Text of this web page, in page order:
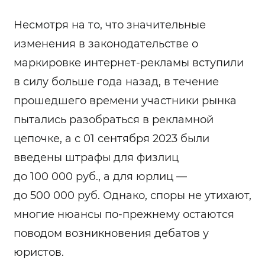
Несмотря на то, что значительные
изменения в законодательстве о
маркировке интернет-рекламы вступили
в силу больше года назад, в течение
прошедшего времени участники рынка
пытались разобраться в рекламной
цепочке, а с 01 сентября 2023 были
введены штрафы для физлиц
до 100 000 руб., а для юрлиц —
до 500 000 руб. Однако, споры не утихают,
многие нюансы по-прежнему остаются
поводом возникновения дебатов у
юристов.